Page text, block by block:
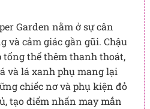
Garden nằm ở sự cân
và cảm giác gần gũi. Chậu
tổng thể thêm thanh thoát,
và lá xanh phụ mang lại
chiếc nơ và phụ kiện đỏ
tạo điểm nhấn may mắn